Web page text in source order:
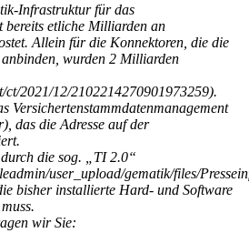
Infrastruktur für das
bereits etliche Milliarden an
Allein für die Konnektoren, die die
wurden 2 Milliarden
ct/2021/12/2102214270901973259).
Versichertenstammdatenmanagement
das die Adresse auf der
die sog. „TI 2.0“
user_upload/gematik/files/
bisher installierte Hard- und Software
wir Sie: